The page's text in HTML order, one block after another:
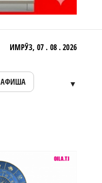
ИМРӮЗ, 07 . 08 . 2026
АФИША ▼